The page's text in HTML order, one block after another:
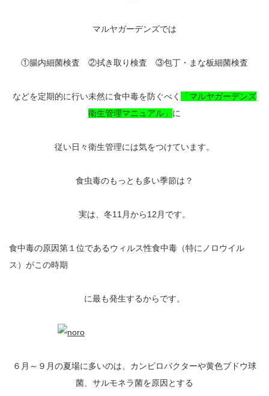
マルヤガーデンズでは
①腸内細菌検査 ②拭き取り検査 ③包丁・まな板細菌検査
などを定期的に行い未然に食中毒を防ぐべく
「マルヤガーデンズ
衛生管理マニュアル」 に
従い日々衛生管理には気をつけています。
食虫毒のもっとも多い季節は？
実は、冬11月から12月です。
食中毒の原因第１位であるウィルス性食中毒（特にノロウイル
ス）がこの時期
に最も発生するからです。
６月～９月の夏場に多いのは、カンピロバクターや黄色ブドウ球
菌、サルモネラ菌を原因とする